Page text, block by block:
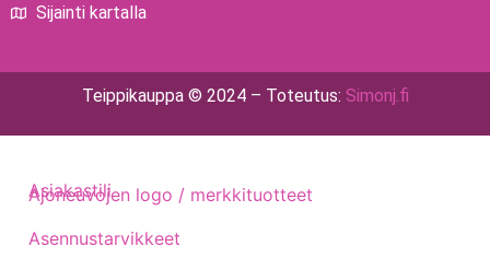
Sijainti kartalla
Teippikauppa © 2024 – Toteutus: Simonj.fi
Ajoneuvojen logo / merkkituotteet
Asennustarvikkeet
Asiakastili